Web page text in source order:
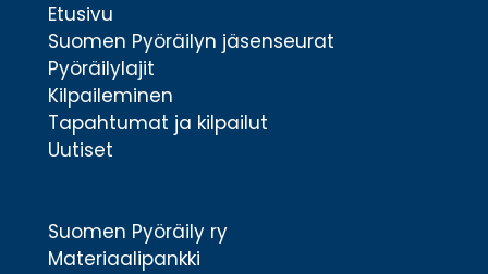
Etusivu
Suomen Pyöräilyn jäsenseurat
Pyöräilylajit
Kilpaileminen
Tapahtumat ja kilpailut
Uutiset
Suomen Pyöräily ry
Materiaalipankki